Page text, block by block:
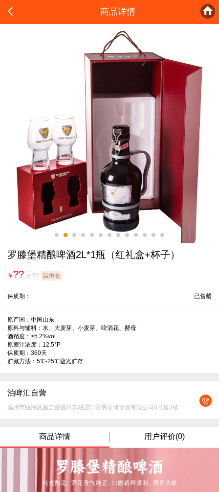
 商品详情 
罗滕堡精酿啤酒2L*1瓶（红礼盒+杯子）
￥ ?? ￥?? 温州仓
保质期： 已售罄
原产国：中国山东
原料与辅料：水、大麦芽、小麦芽、啤酒花、酵母
酒精度：≥5.2%vol
原麦汁浓度：12.5°P
保质期：360天
贮藏方法：5℃-25℃避光贮存
泊啤汇自营
温州市瓯海区昌吉路温州东耕进口贸易仓储物流有限公司8号楼3楼
商品详情 用户评价(0)